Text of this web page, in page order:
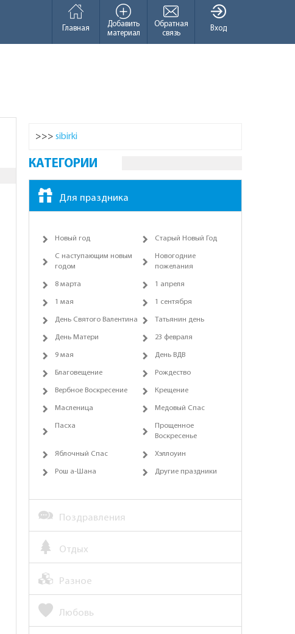
Вход
Обратная
связь
Добавить
материал
Главная
>>> sibirki
КАТЕГОРИИ
Для праздника
Новый год Старый Новый Год
С наступающим новым
годом
Новогодние
пожелания
8 марта 1 апреля
1 мая 1 сентября
День Святого Валентина Татьянин день
День Матери 23 февраля
9 мая День ВДВ
Благовещение Рождество
Вербное Воскресение Крещение
Масленица Медовый Спас
Пасха
Прощенное
Воскресенье
Яблочный Спас Хэллоуин
Рош а-Шана Другие праздники
Поздравления
Отдых
Разное
Любовь